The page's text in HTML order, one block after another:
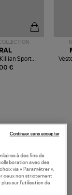
€
Sport
à des fins de
avec des
via « Paramétrer »,
ceux non strictement
sur l’utilisation de
Continuer sans accepter